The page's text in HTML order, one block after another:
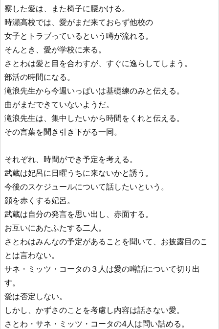
察した愛は、また椅子に腰かける。
時瀬高校では、愛がまだ来ておらず他校の
女子とトラブっているという噂が流れる。
そんとき、愛が学校に来る。
さとわは愛と目を合わすが、すぐに逸らしてしまう。
部活の時間になる。
滝浪先生から今週いっぱいは基礎練のみと伝える。
曲がまだできていないようだ。
滝浪先生は、集中したいから時間をくれと伝える。
その言葉を聞き引き下がる一同。
それぞれ、時間ができ予定を考える。
武蔵は妃呂に日曜うちに来ないかと誘う。
今後のスケジュールについて話したいという。
顔を赤くする妃呂。
武蔵は自分の発言を思い出し、赤面する。
お互いにあたふたする二人。
さとわはみんなの予定があることを聞いて、お披露目のこ
とは言わない。
サネ・ミッツ・コータの３人は愛の噂話について切り出
す。
愛は否定しない。
しかし、かずさのことを考慮し内容は話さない愛。
さとわ・サネ・ミッツ・コータの4人は問い詰める。